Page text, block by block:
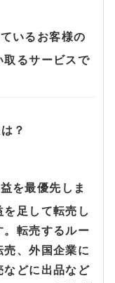
いるお客様の
取るサービスで
？
を最優先しま
足して転売し
。転売するルー
売、外国企業に
などに出品など